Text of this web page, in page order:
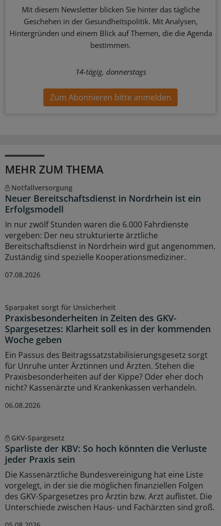
Mit diesem Newsletter blicken Sie hinter das tägliche
Geschehen in der Gesundheitspolitik. Mit Analysen,
Hintergründen und einem Blick auf Themen, die die Agenda
bestimmen.
14-tägig, donnerstags
Zum Abonnieren bitte anmelden
MEHR ZUM THEMA
Notfallversorgung
Neuer Bereitschaftsdienst in Nordrhein ist ein
Erfolgsmodell
In nur zwölf Stunden waren die 6.000 Fahrdienste
vergeben: Der neu strukturierte ärztliche
Bereitschaftsdienst in Nordrhein wird gut angenommen.
Zuständig sind spezielle Kooperationsmediziner.
07.08.2026
Sparpaket sorgt für Unsicherheit
Praxisbesonderheiten in Zeiten des GKV-
Spargesetzes: Klarheit soll es in der kommenden
Woche geben
Ein Passus des Beitragssatzstabilisierungsgesetz sorgt
für Unruhe unter Ärztinnen und Ärzten. Stehen die
Praxisbesonderheiten auf der Kippe? Oder eher doch
nicht? Kassenärzte und Krankenkassen verhandeln.
06.08.2026
GKV-Spargesetz
Sparliste der KBV: So hoch könnten die Verluste
jeder Praxis sein
Die Kassenärztliche Bundesvereinigung hat eine Liste
vorgelegt, in der sie die möglichen finanziellen Folgen
des GKV-Spargesetzes pro Ärztin bzw. Arzt auflistet. Die
Unterschiede zwischen Haus- und Fachärzten sind groß.